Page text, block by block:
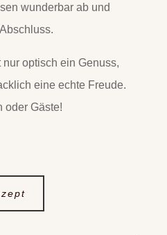
wunderbar ab und
optisch ein Genuss,
eine echte Freude.
oder Gäste!